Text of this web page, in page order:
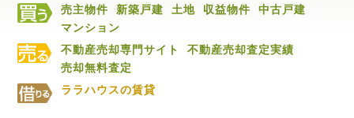
売主物件 新築戸建 土地 収益物件
中古戸建
マンション
不動産売却専門サイト
不動産売却査定実績
売却無料査定
ララハウスの賃貸